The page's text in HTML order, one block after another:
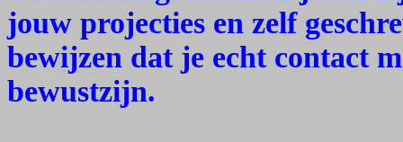
jouw projecties en zelf
bewijzen dat je echt contact
bewustzijn.